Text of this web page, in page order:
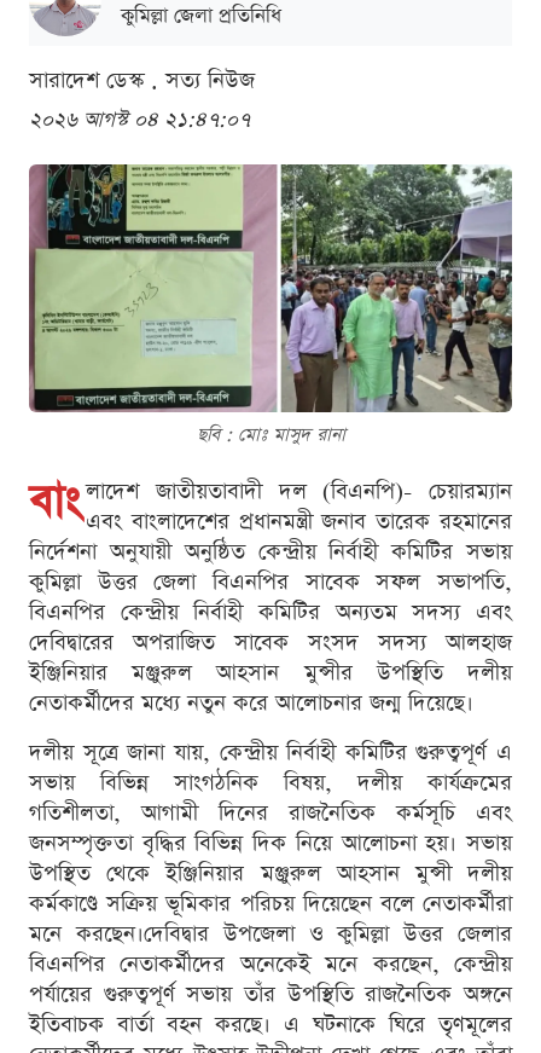
কুমিল্লা জেলা প্রতিনিধি
সারাদেশ ডেস্ক . সত্য নিউজ
২০২৬ আগস্ট ০৪ ২১:৪৭:০৭
ছবি : মোঃ মাসুদ রানা
বাং লাদেশ জাতীয়তাবাদী দল (বিএনপি)- চেয়ারম্যান
এবং বাংলাদেশের প্রধানমন্ত্রী জনাব তারেক রহমানের
নির্দেশনা অনুযায়ী অনুষ্ঠিত কেন্দ্রীয় নির্বাহী কমিটির সভায়
কুমিল্লা উত্তর জেলা বিএনপির সাবেক সফল সভাপতি,
বিএনপির কেন্দ্রীয় নির্বাহী কমিটির অন্যতম সদস্য এবং
দেবিদ্বারের অপরাজিত সাবেক সংসদ সদস্য আলহাজ
ইঞ্জিনিয়ার মঞ্জুরুল আহসান মুন্সীর উপস্থিতি দলীয়
নেতাকর্মীদের মধ্যে নতুন করে আলোচনার জন্ম দিয়েছে।
দলীয় সূত্রে জানা যায়, কেন্দ্রীয় নির্বাহী কমিটির গুরুত্বপূর্ণ এ
সভায় বিভিন্ন সাংগঠনিক বিষয়, দলীয় কার্যক্রমের
গতিশীলতা, আগামী দিনের রাজনৈতিক কর্মসূচি এবং
জনসম্পৃক্ততা বৃদ্ধির বিভিন্ন দিক নিয়ে আলোচনা হয়। সভায়
উপস্থিত থেকে ইঞ্জিনিয়ার মঞ্জুরুল আহসান মুন্সী দলীয়
কর্মকাণ্ডে সক্রিয় ভূমিকার পরিচয় দিয়েছেন বলে নেতাকর্মীরা
মনে করছেন।দেবিদ্বার উপজেলা ও কুমিল্লা উত্তর জেলার
বিএনপির নেতাকর্মীদের অনেকেই মনে করছেন, কেন্দ্রীয়
পর্যায়ের গুরুত্বপূর্ণ সভায় তাঁর উপস্থিতি রাজনৈতিক অঙ্গনে
ইতিবাচক বার্তা বহন করছে। এ ঘটনাকে ঘিরে তৃণমূলের